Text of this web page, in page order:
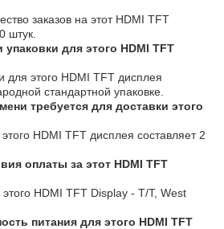
заказов на этот HDMI TFT
штук.
для этого HDMI TFT
для этого HDMI TFT дисплея
стандартной упаковке.
требуется для доставки этого
HDMI TFT дисплея составляет 2
оплаты за этот HDMI TFT
HDMI TFT Display - T/T, West
питания для этого HDMI TFT